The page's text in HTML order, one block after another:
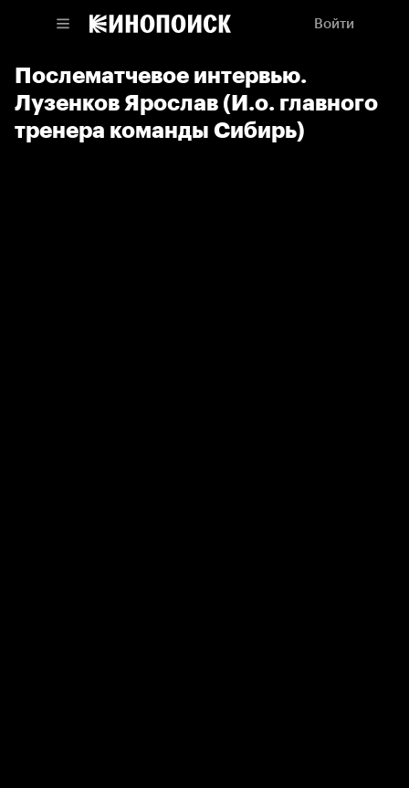
Войти
Послематчевое интервью.
Лузенков Ярослав (И.о. главного
тренера команды Сибирь)